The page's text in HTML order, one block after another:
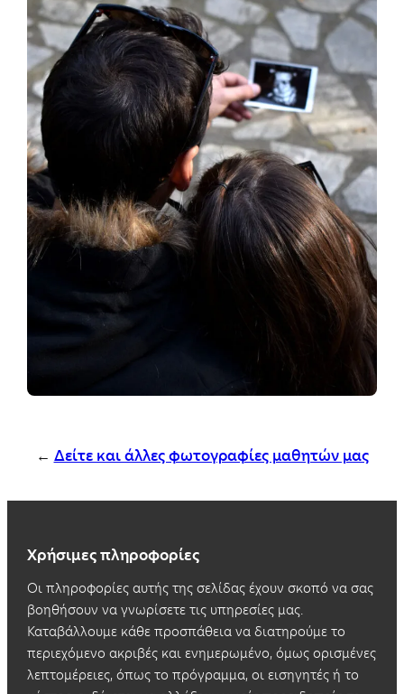
← Δείτε και άλλες φωτογραφίες μαθητών μας
Χρήσιμες πληροφορίες
Οι πληροφορίες αυτής της σελίδας έχουν σκοπό να σας
βοηθήσουν να γνωρίσετε τις υπηρεσίες μας.
Καταβάλλουμε κάθε προσπάθεια να διατηρούμε το
περιεχόμενο ακριβές και ενημερωμένο, όμως ορισμένες
λεπτομέρειες, όπως το πρόγραμμα, οι εισηγητές ή το